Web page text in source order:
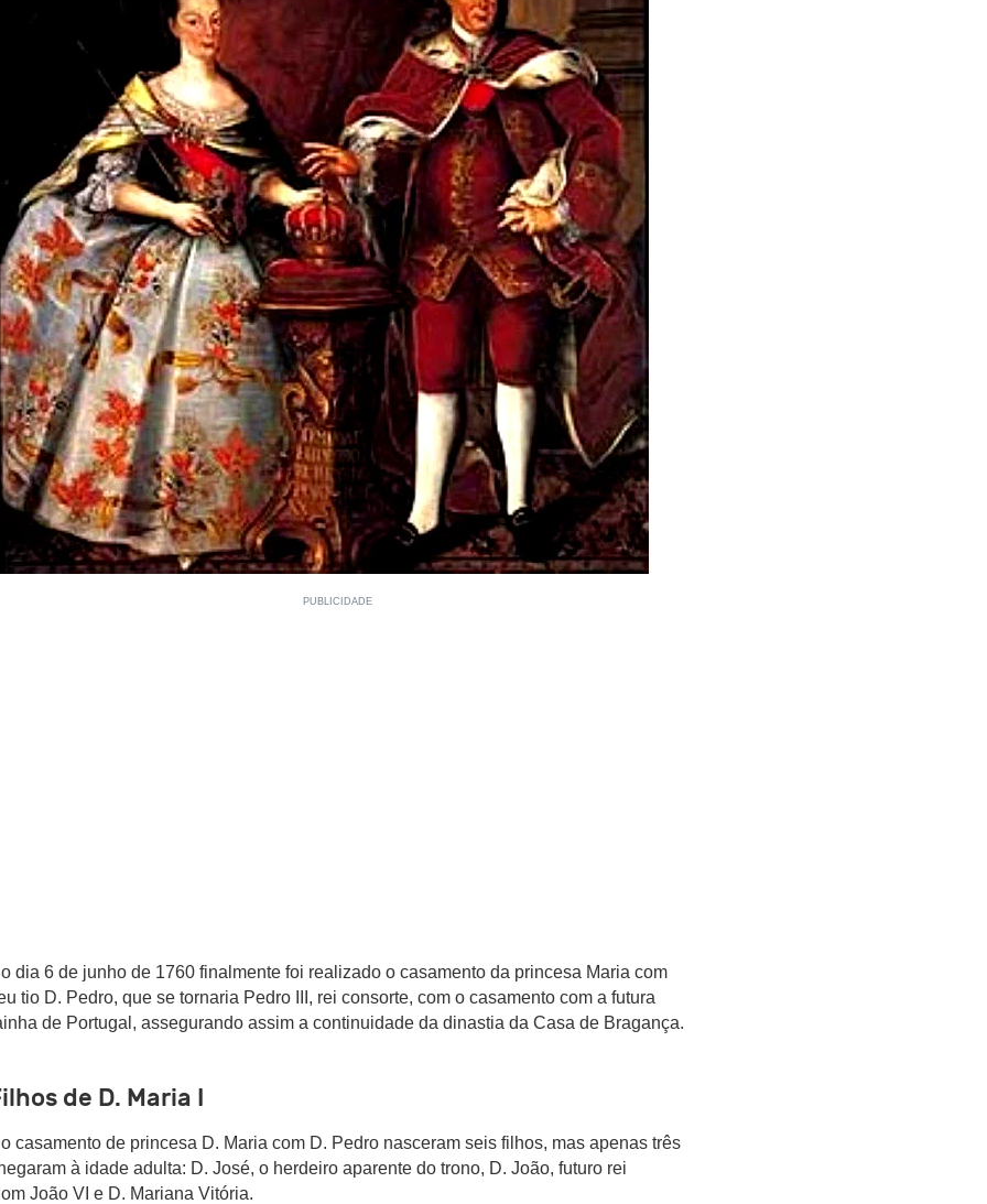
dia 6 de junho de 1760 finalmente foi realizado o casamento da princesa Maria com
tio D. Pedro, que se tornaria Pedro III, rei consorte, com o casamento com a futura
de Portugal, assegurando assim a continuidade da dinastia da Casa de Bragança.
de D. Maria I
casamento de princesa D. Maria com D. Pedro nasceram seis filhos, mas apenas três
à idade adulta: D. José, o herdeiro aparente do trono, D. João, futuro rei
João VI e D. Mariana Vitória.